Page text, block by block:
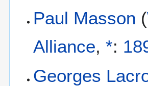
Paul Masson (
Alliance,*:
Georges